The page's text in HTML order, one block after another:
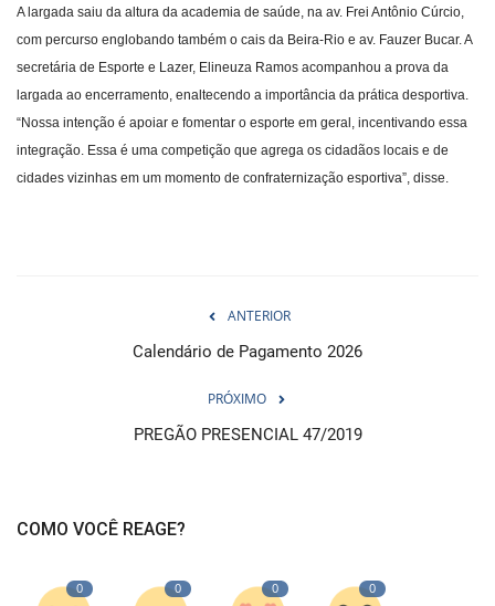
A largada saiu da altura da academia de saúde, na av. Frei Antônio Cúrcio,
com percurso englobando também o cais da Beira-Rio e av. Fauzer Bucar. A
secretária de Esporte e Lazer, Elineuza Ramos acompanhou a prova da
largada ao encerramento, enaltecendo a importância da prática desportiva.
“Nossa intenção é apoiar e fomentar o esporte em geral, incentivando essa
integração. Essa é uma competição que agrega os cidadãos locais e de
cidades vizinhas em um momento de confraternização esportiva”, disse.
ANTERIOR
Calendário de Pagamento 2026
PRÓXIMO
PREGÃO PRESENCIAL 47/2019
COMO VOCÊ REAGE?
0 0 0 0